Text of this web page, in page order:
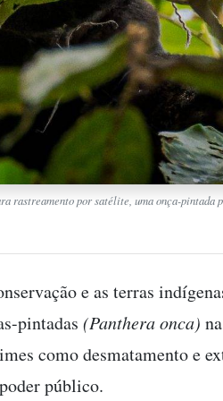
rastreamento por satélite, uma onça-
e as terras
pintadas (Panthera onca)
como desmatamento e
público.